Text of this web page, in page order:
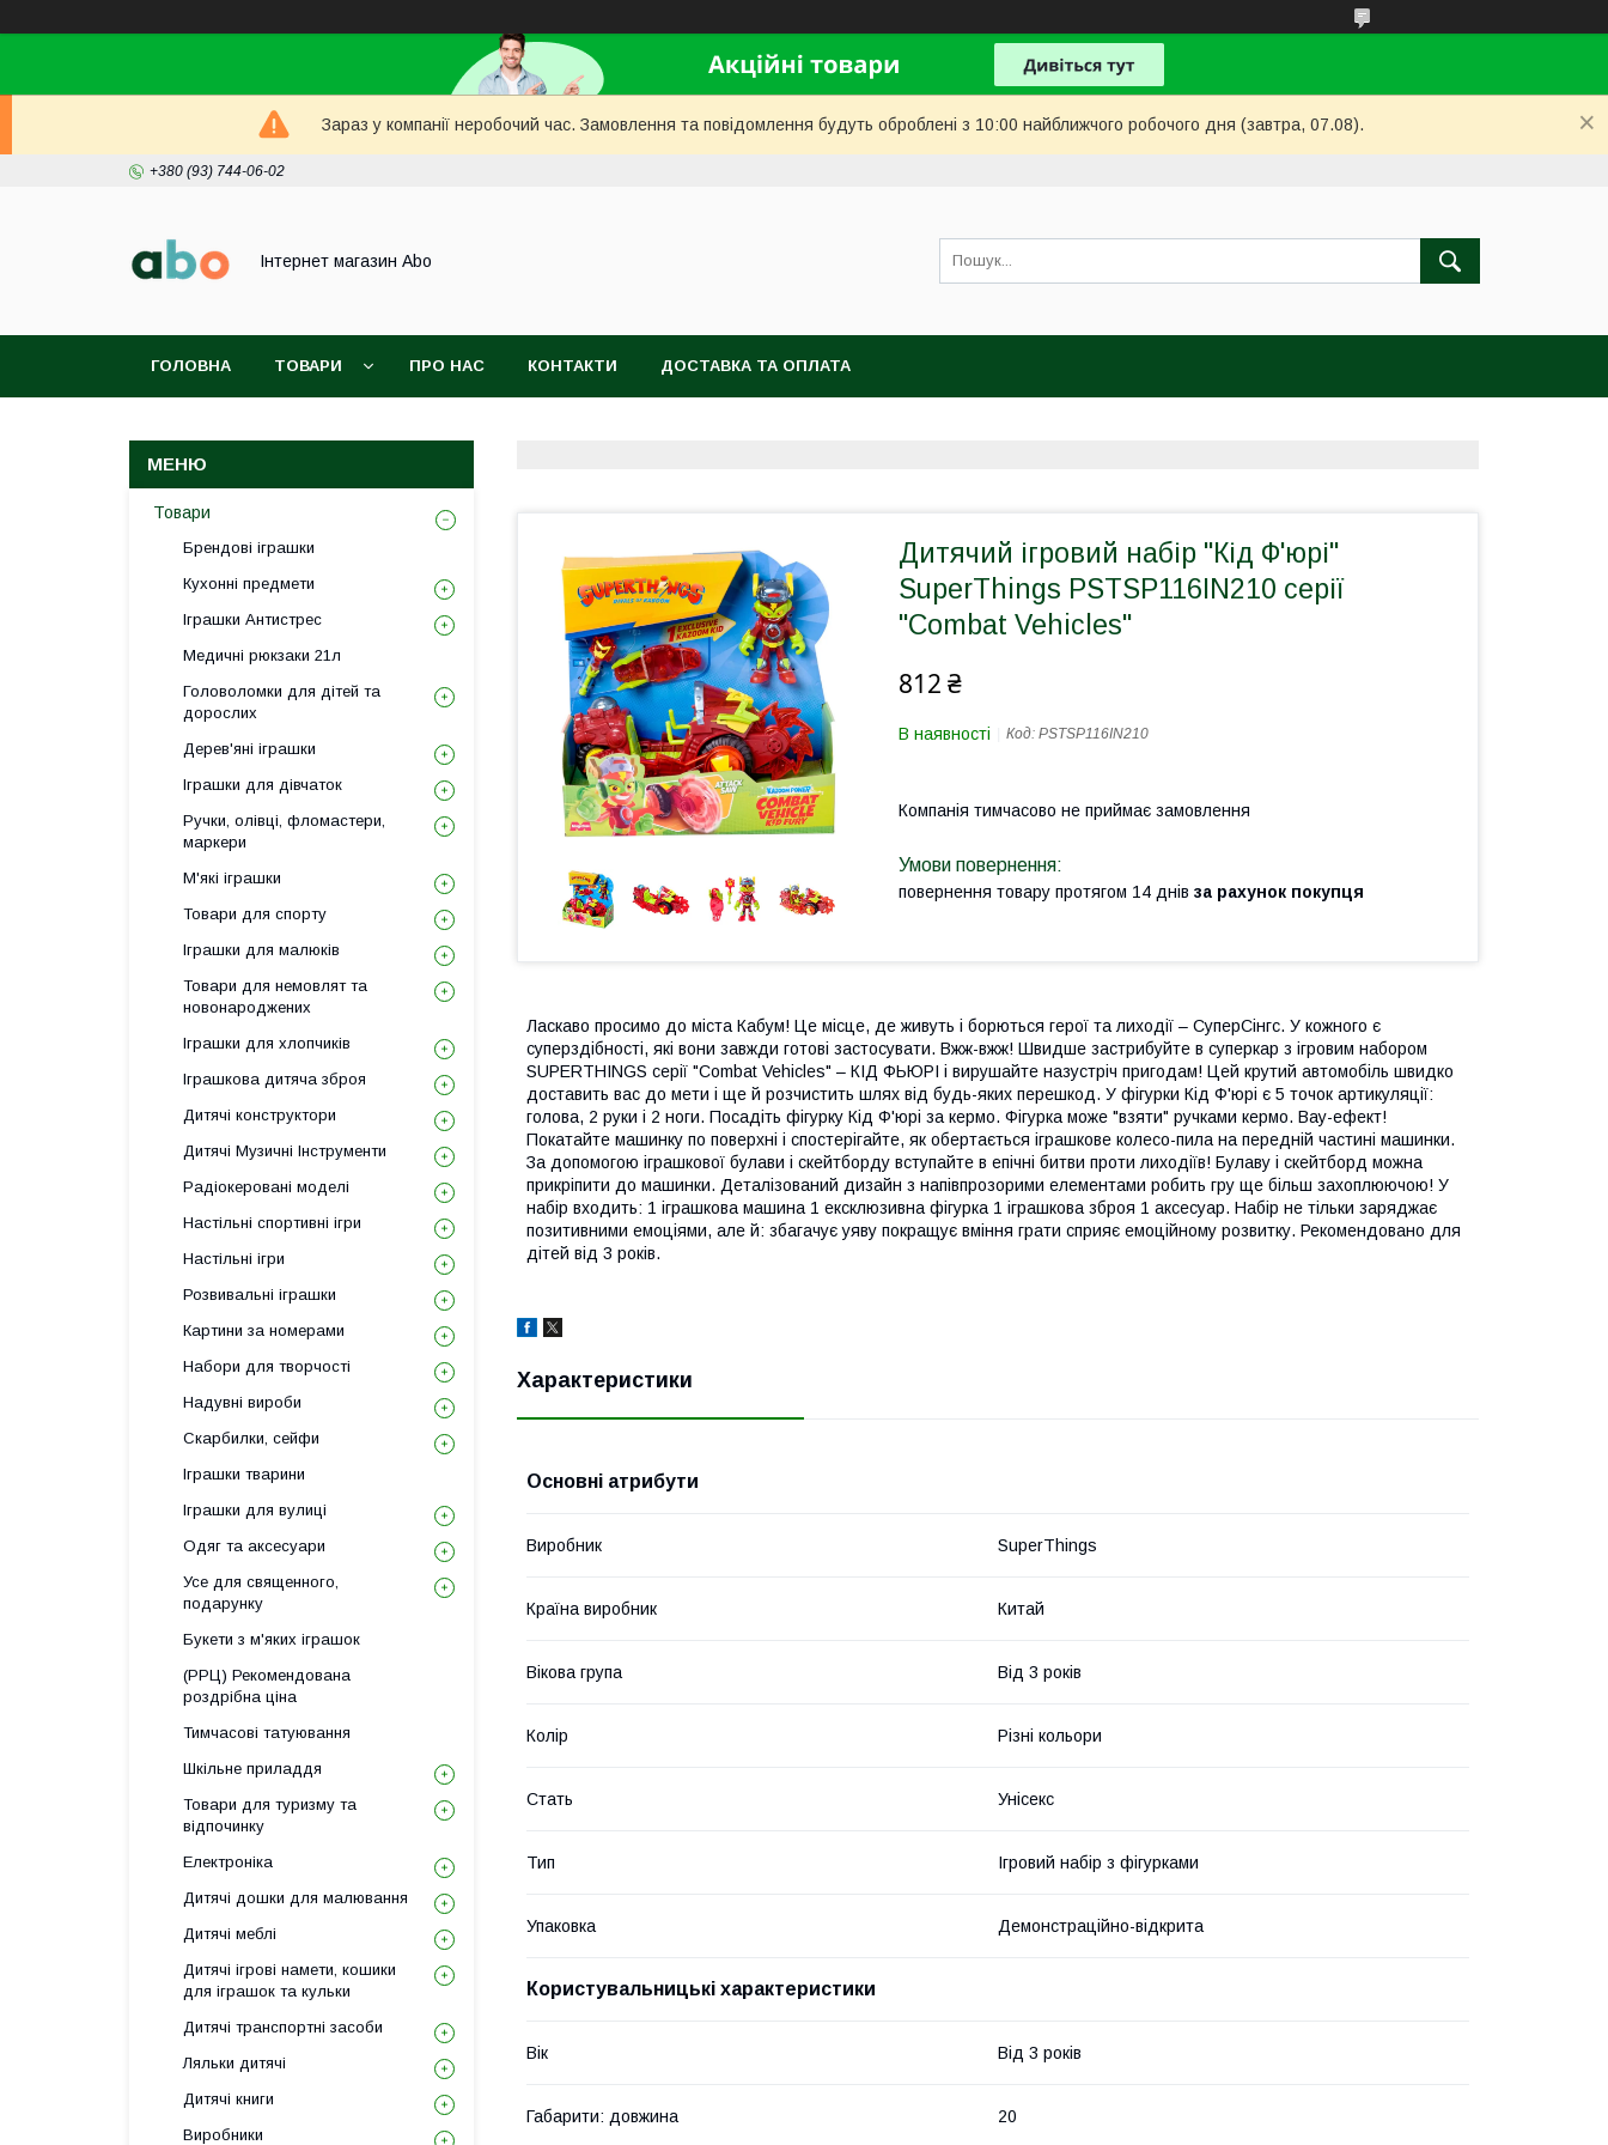
Зараз у компанії неробочий час. Замовлення та повідомлення будуть оброблені з 10:00 найближчого робочого дня (завтра, 07.08).
+380 (93) 744-06-02
Інтернет магазин Abo
ГОЛОВНА ТОВАРИ ПРО НАС КОНТАКТИ ДОСТАВКА ТА ОПЛАТА
Дитячий ігровий набір "Кід Ф'юрі"
SuperThings PSTSP116IN210 серії
"Combat Vehicles"
812 ₴
В наявності Код: PSTSP116IN210
Компанія тимчасово не приймає замовлення
повернення товару протягом 14 днів за рахунок покупця
Ласкаво просимо до міста Кабум! Це місце, де живуть і борються герої та лиходії – СуперСінгс. У кожного є
суперздібності, які вони завжди готові застосувати. Вжж-вжж! Швидше застрибуйте в суперкар з ігровим набором
SUPERTHINGS серії "Combat Vehicles" – КІД ФЬЮРІ і вирушайте назустріч пригодам! Цей крутий автомобіль швидко
доставить вас до мети і ще й розчистить шлях від будь-яких перешкод. У фігурки Кід Ф'юрі є 5 точок артикуляції:
голова, 2 руки і 2 ноги. Посадіть фігурку Кід Ф'юрі за кермо. Фігурка може "взяти" ручками кермо. Вау-ефект!
Покатайте машинку по поверхні і спостерігайте, як обертається іграшкове колесо-пила на передній частині машинки.
За допомогою іграшкової булави і скейтборду вступайте в епічні битви проти лиходіїв! Булаву і скейтборд можна
прикріпити до машинки. Деталізований дизайн з напівпрозорими елементами робить гру ще більш захоплюючою! У
набір входить: 1 іграшкова машина 1 ексклюзивна фігурка 1 іграшкова зброя 1 аксесуар. Набір не тільки заряджає
позитивними емоціями, але й: збагачує уяву покращує вміння грати сприяє емоційному розвитку. Рекомендовано для
дітей від 3 років.
Характеристики
Основні атрибути
Виробник SuperThings
Країна виробник Китай
Вікова група Від 3 років
Колір Різні кольори
Стать Унісекс
Тип Ігровий набір з фігурками
Упаковка Демонстраційно-відкрита
Користувальницькі характеристики
Вік Від 3 років
Габарити: довжина 20
Товари
Брендові іграшки
Кухонні предмети
Іграшки Антистрес
Медичні рюкзаки 21л
Головоломки для дітей та
дорослих
Дерев'яні іграшки
Іграшки для дівчаток
Ручки, олівці, фломастери,
маркери
М'які іграшки
Товари для спорту
Іграшки для малюків
Товари для немовлят та
новонароджених
Іграшки для хлопчиків
Іграшкова дитяча зброя
Дитячі конструктори
Дитячі Музичні Інструменти
Радіокеровані моделі
Настільні спортивні ігри
Настільні ігри
Розвивальні іграшки
Картини за номерами
Набори для творчості
Надувні вироби
Скарбилки, сейфи
Іграшки тварини
Іграшки для вулиці
Одяг та аксесуари
Усе для священного,
подарунку
Букети з м'яких іграшок
(РРЦ) Рекомендована
роздрібна ціна
Тимчасові татуювання
Шкільне приладдя
Товари для туризму та
відпочинку
Електроніка
Дитячі дошки для малювання
Дитячі меблі
Дитячі ігрові намети, кошики
для іграшок та кульки
Дитячі транспортні засоби
Ляльки дитячі
Дитячі книги
Виробники